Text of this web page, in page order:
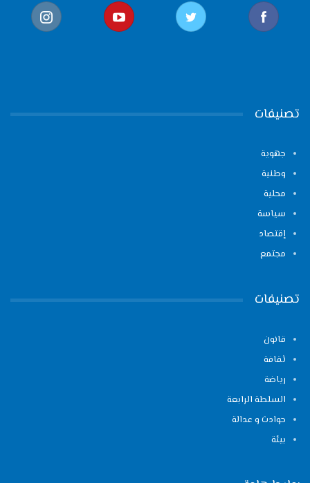
تصنيفات
جهوية
وطنية
محلية
سياسة
إقتصاد
مجتمع
تصنيفات
قانون
ثقافة
رياضة
السلطة الرابعة
حوادث و عدالة
بيئة